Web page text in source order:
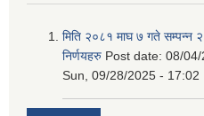
मिति २०८१ माघ ७ गते सम्पन्न
निर्णयहरु Post date: 08/
Sun, 09/28/2025 - 17:02